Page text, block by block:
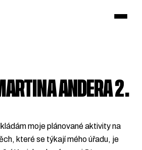
se!
darem
ANDERA 2.
moje plánované aktivity na
které se týkají mého úřadu, je